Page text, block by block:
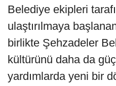
Belediye ekipleri
ulaştırılmaya
birlikte Şehzadeler
kültürünü daha da
yardımlarda yeni bir